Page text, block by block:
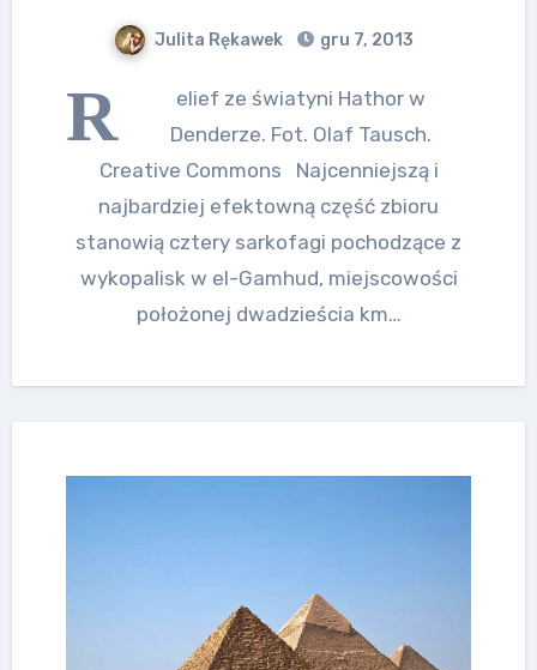
Julita Rękawek gru 7, 2013
R
elief ze światyni Hathor w
Denderze. Fot. Olaf Tausch.
Creative Commons Najcenniejszą i
najbardziej efektowną część zbioru
stanowią cztery sarkofagi pochodzące z
wykopalisk w el-Gamhud, miejscowości
położonej dwadzieścia km…